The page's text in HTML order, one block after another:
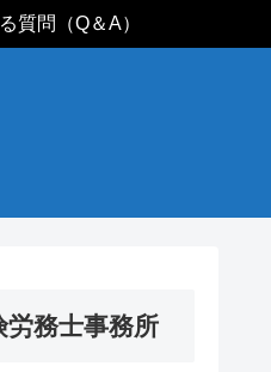
質問（Q＆A）
労務士事務所